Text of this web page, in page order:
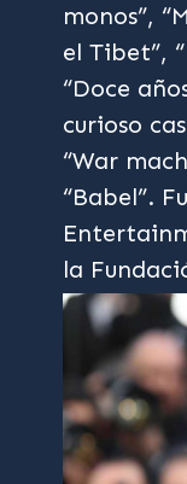
monos”,
el Tibet”,
“Doce
curioso
“War
“Babel”.
la